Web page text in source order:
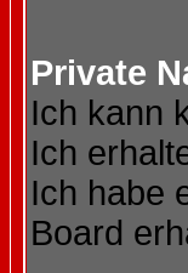
Private
Ich kann
Ich
Ich habe
Board